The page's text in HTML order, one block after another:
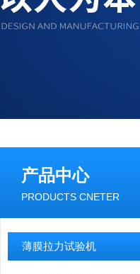
产品中心
PRODUCTS CNETER
薄膜拉力试验机